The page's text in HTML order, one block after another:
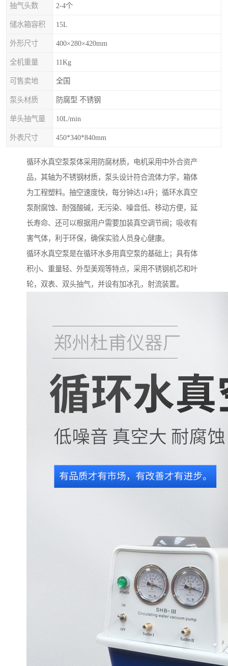
抽气头数 2-4个
储水箱容积 15L
外形尺寸 400×280×420mm
全机重量 11Kg
可售卖地 全国
泵头材质 防腐型 不锈钢
单头抽气量 10L/min
外表尺寸 450*340*840mm
循环水真空泵泵体采用防腐材质，电机采用中外合资产
品，其轴为不锈钢材质，泵头设计符合流体力学，箱体
为工程塑料。抽空速度快，每分钟达14升；循环水真空
泵耐腐蚀、耐强酸碱，无污染、噪音低、移动方便，延
长寿命、还可以根据用户需要加装真空调节阀；吸收有
害气体，利于环保，确保实验人员身心健康。
循环水真空泵是在循环水多用真空泵的基础上；具有体
积小、重量轻、外型美观等特点，采用不锈钢机芯和叶
轮，双表、双头抽气，并设有加冰孔，射流装置。